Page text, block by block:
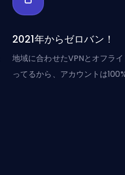
2021年からゼロバン！
地域に合わせたVPNとオフラ
ってるから、アカウントは